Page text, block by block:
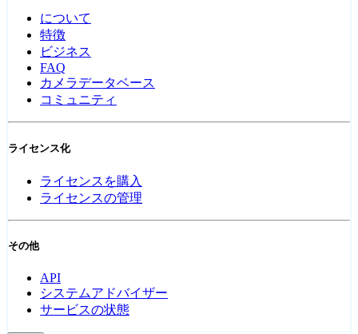
について
特徴
ビジネス
FAQ
カメラデータベース
コミュニティ
ライセンス化
ライセンスを購入
ライセンスの管理
その他
API
システムアドバイザー
サービスの状態